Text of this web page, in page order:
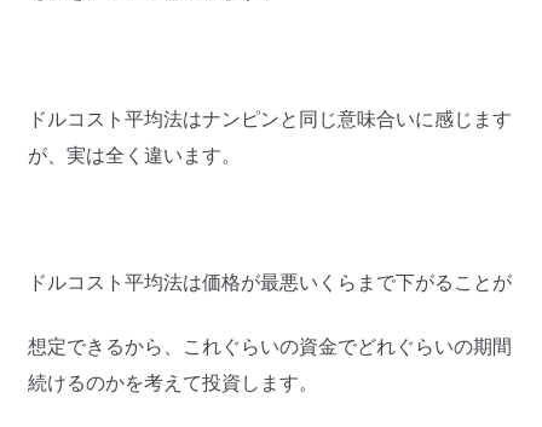
ドルコスト平均法はナンピンと同じ意味合いに感じます
が、実は全く違います。
ドルコスト平均法は価格が最悪いくらまで下がることが
想定できるから、これぐらいの資金でどれぐらいの期間
続けるのかを考えて投資します。